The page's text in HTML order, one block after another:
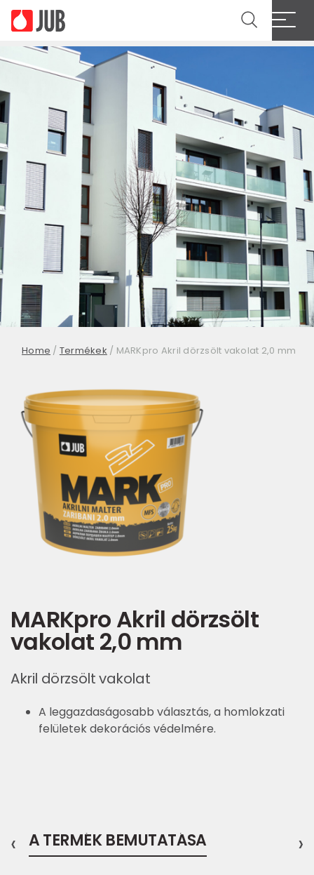
Home / Termékek / MARKpro Akril dörzsölt vakolat 2,0 mm
MARKpro Akril dörzsölt
vakolat 2,0 mm
Akril dörzsölt vakolat
A leggazdaságosabb választás, a homlokzati
felületek dekorációs védelmére.
A TERMÉK BEMUTATÁSA
‹ ›